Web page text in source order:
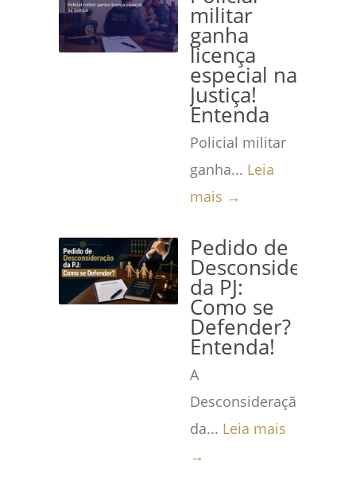
militar
ganha
licença
especial na
Justiça!
Entenda
Policial militar
ganha... Leia
mais →
Pedido de
Desconsideração
da PJ:
Como se
Defender?
Entenda!
A
Desconsideração
da... Leia mais
→